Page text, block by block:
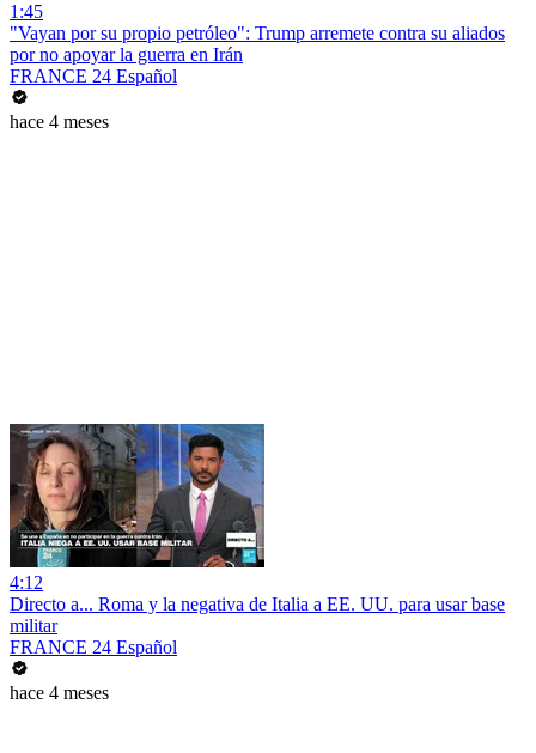
1:45
"Vayan por su propio petróleo": Trump arremete contra su aliados
por no apoyar la guerra en Irán
FRANCE 24 Español
hace 4 meses
4:12
Directo a... Roma y la negativa de Italia a EE. UU. para usar base
militar
FRANCE 24 Español
hace 4 meses